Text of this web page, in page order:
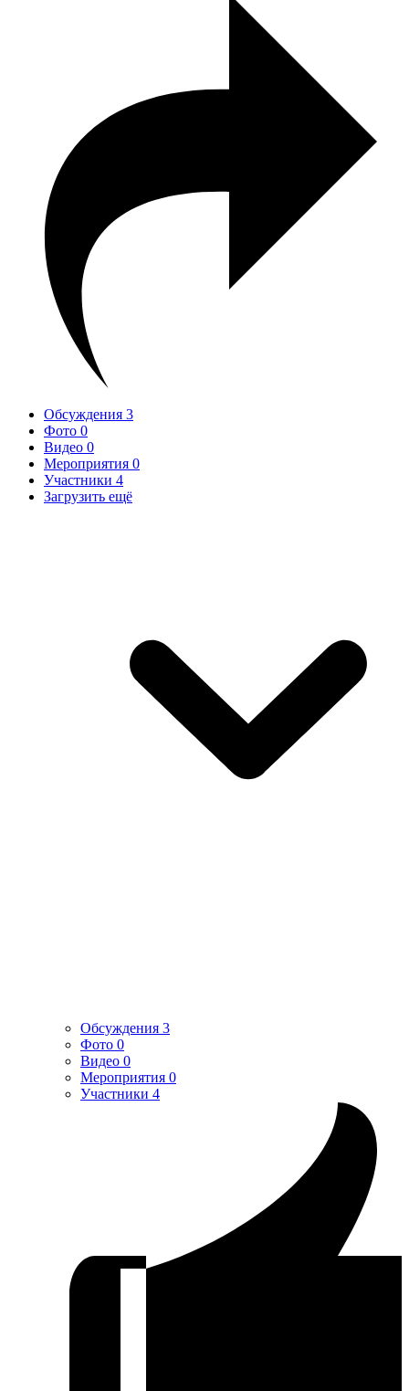
Обсуждения 3
Фото 0
Видео 0
Мероприятия 0
Участники 4
Загрузить ещё
Обсуждения 3
Фото 0
Видео 0
Мероприятия 0
Участники 4